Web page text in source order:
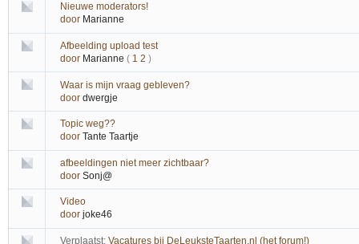
Nieuwe moderators!
door Marianne
Afbeelding upload test
door Marianne ( 1 2 )
Waar is mijn vraag gebleven?
door dwergje
Topic weg??
door Tante Taartje
afbeeldingen niet meer zichtbaar?
door Sonj@
Video
door joke46
Verplaatst: Vacatures bij DeLeuksteTaarten.nl (het forum!)